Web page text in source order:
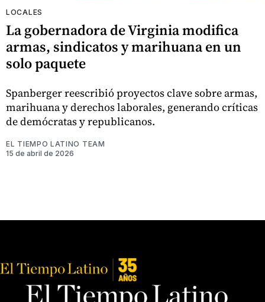
LOCALES
La gobernadora de Virginia modifica
armas, sindicatos y marihuana en un
solo paquete
Spanberger reescribió proyectos clave sobre armas,
marihuana y derechos laborales, generando críticas
de demócratas y republicanos.
EL TIEMPO LATINO TEAM
15 de abril de 2026